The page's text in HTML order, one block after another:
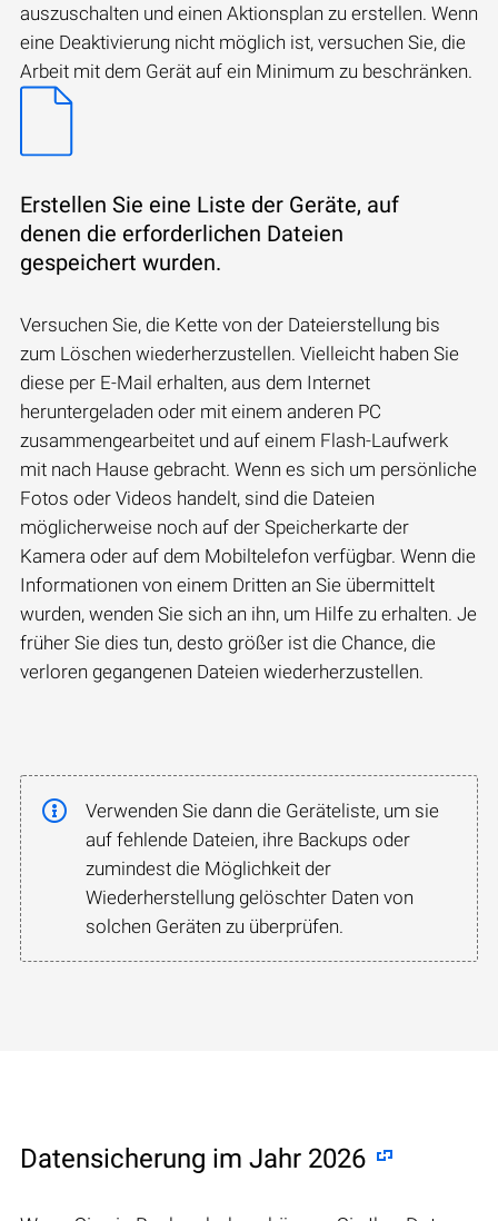
auszuschalten und einen Aktionsplan zu erstellen. Wenn
eine Deaktivierung nicht möglich ist, versuchen Sie, die
Arbeit mit dem Gerät auf ein Minimum zu beschränken.
Erstellen Sie eine Liste der Geräte, auf
denen die erforderlichen Dateien
gespeichert wurden.
Versuchen Sie, die Kette von der Dateierstellung bis
zum Löschen wiederherzustellen. Vielleicht haben Sie
diese per E-Mail erhalten, aus dem Internet
heruntergeladen oder mit einem anderen PC
zusammengearbeitet und auf einem Flash-Laufwerk
mit nach Hause gebracht. Wenn es sich um persönliche
Fotos oder Videos handelt, sind die Dateien
möglicherweise noch auf der Speicherkarte der
Kamera oder auf dem Mobiltelefon verfügbar. Wenn die
Informationen von einem Dritten an Sie übermittelt
wurden, wenden Sie sich an ihn, um Hilfe zu erhalten. Je
früher Sie dies tun, desto größer ist die Chance, die
verloren gegangenen Dateien wiederherzustellen.
Verwenden Sie dann die Geräteliste, um sie
auf fehlende Dateien, ihre Backups oder
zumindest die Möglichkeit der
Wiederherstellung gelöschter Daten von
solchen Geräten zu überprüfen.
Datensicherung im Jahr 2026